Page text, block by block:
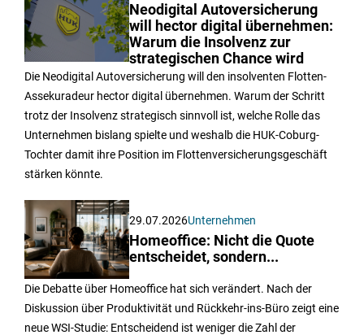
Neodigital Autoversicherung
will hector digital übernehmen:
Warum die Insolvenz zur
strategischen Chance wird
Die Neodigital Autoversicherung will den insolventen Flotten-
Assekuradeur hector digital übernehmen. Warum der Schritt
trotz der Insolvenz strategisch sinnvoll ist, welche Rolle das
Unternehmen bislang spielte und weshalb die HUK-Coburg-
Tochter damit ihre Position im Flottenversicherungsgeschäft
stärken könnte.
29.07.2026Unternehmen
Homeoffice: Nicht die Quote
entscheidet, sondern...
Die Debatte über Homeoffice hat sich verändert. Nach der
Diskussion über Produktivität und Rückkehr-ins-Büro zeigt eine
neue WSI-Studie: Entscheidend ist weniger die Zahl der